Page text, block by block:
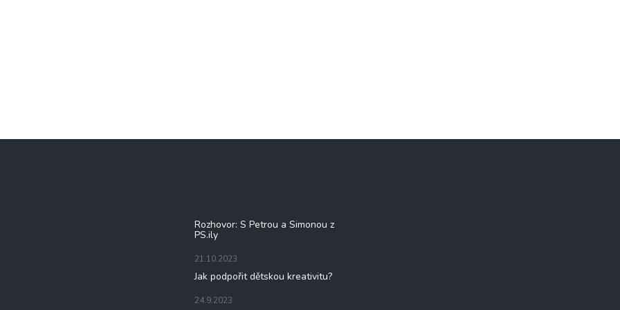
Rozhovor: S Petrou a Simonou z
PS.ily
21.10.2023
Jak podpořit dětskou kreativitu?
24.9.2023